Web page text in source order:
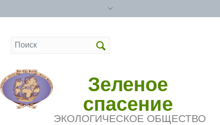
Зеленое
спасение
ЭКОЛОГИЧЕСКОЕ ОБЩЕСТВО